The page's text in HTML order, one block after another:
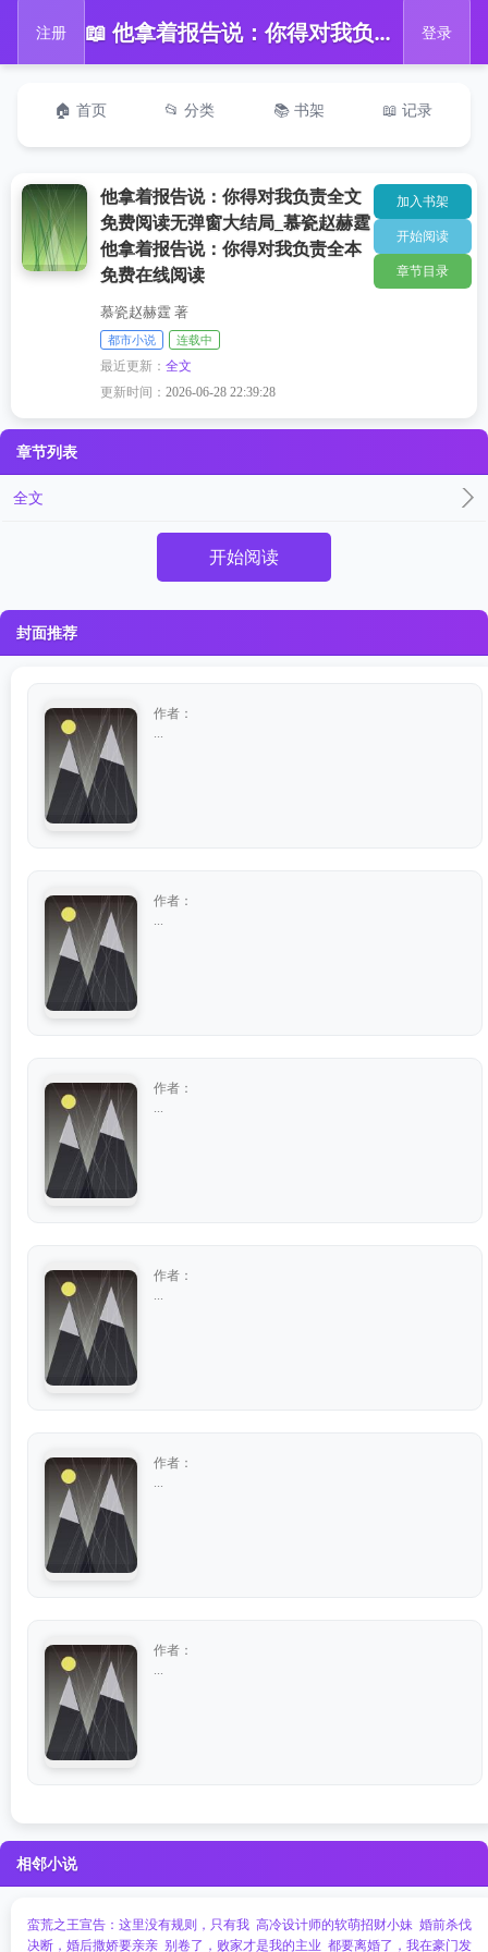
注册 📖 他拿着报告说：你得对我负责全文免费阅读无弹窗大结局_慕瓷赵赫霆他拿着报告说：你得对我负责全本免费在线阅读 登录
🏠 首页 📂 分类 📚 书架 📖 记录
他拿着报告说：你得对我负责全文
免费阅读无弹窗大结局_慕瓷赵赫霆
他拿着报告说：你得对我负责全本
免费在线阅读
慕瓷赵赫霆 著
都市小说 连载中
最近更新：全文
更新时间：2026-06-28 22:39:28
加入书架
开始阅读
章节目录
章节列表
全文
开始阅读
封面推荐
作者：
作者：
作者：
作者：
作者：
作者：
相邻小说
蛮荒之王宣告：这里没有规则，只有我 高冷设计师的软萌招财小妹 婚前杀伐
决断，婚后撒娇要亲亲 别卷了，败家才是我的主业 都要离婚了，我在豪门发